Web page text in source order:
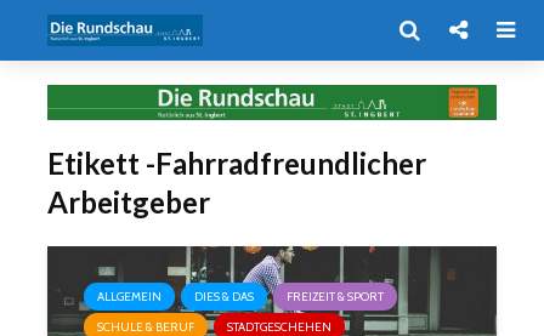
Etikett -Fahrradfreundlicher
Arbeitgeber
ALLGEMEIN DIES & DAS
FREIZEIT & SPORT
SCHULE & BERUF
STADTGESCHEHEN